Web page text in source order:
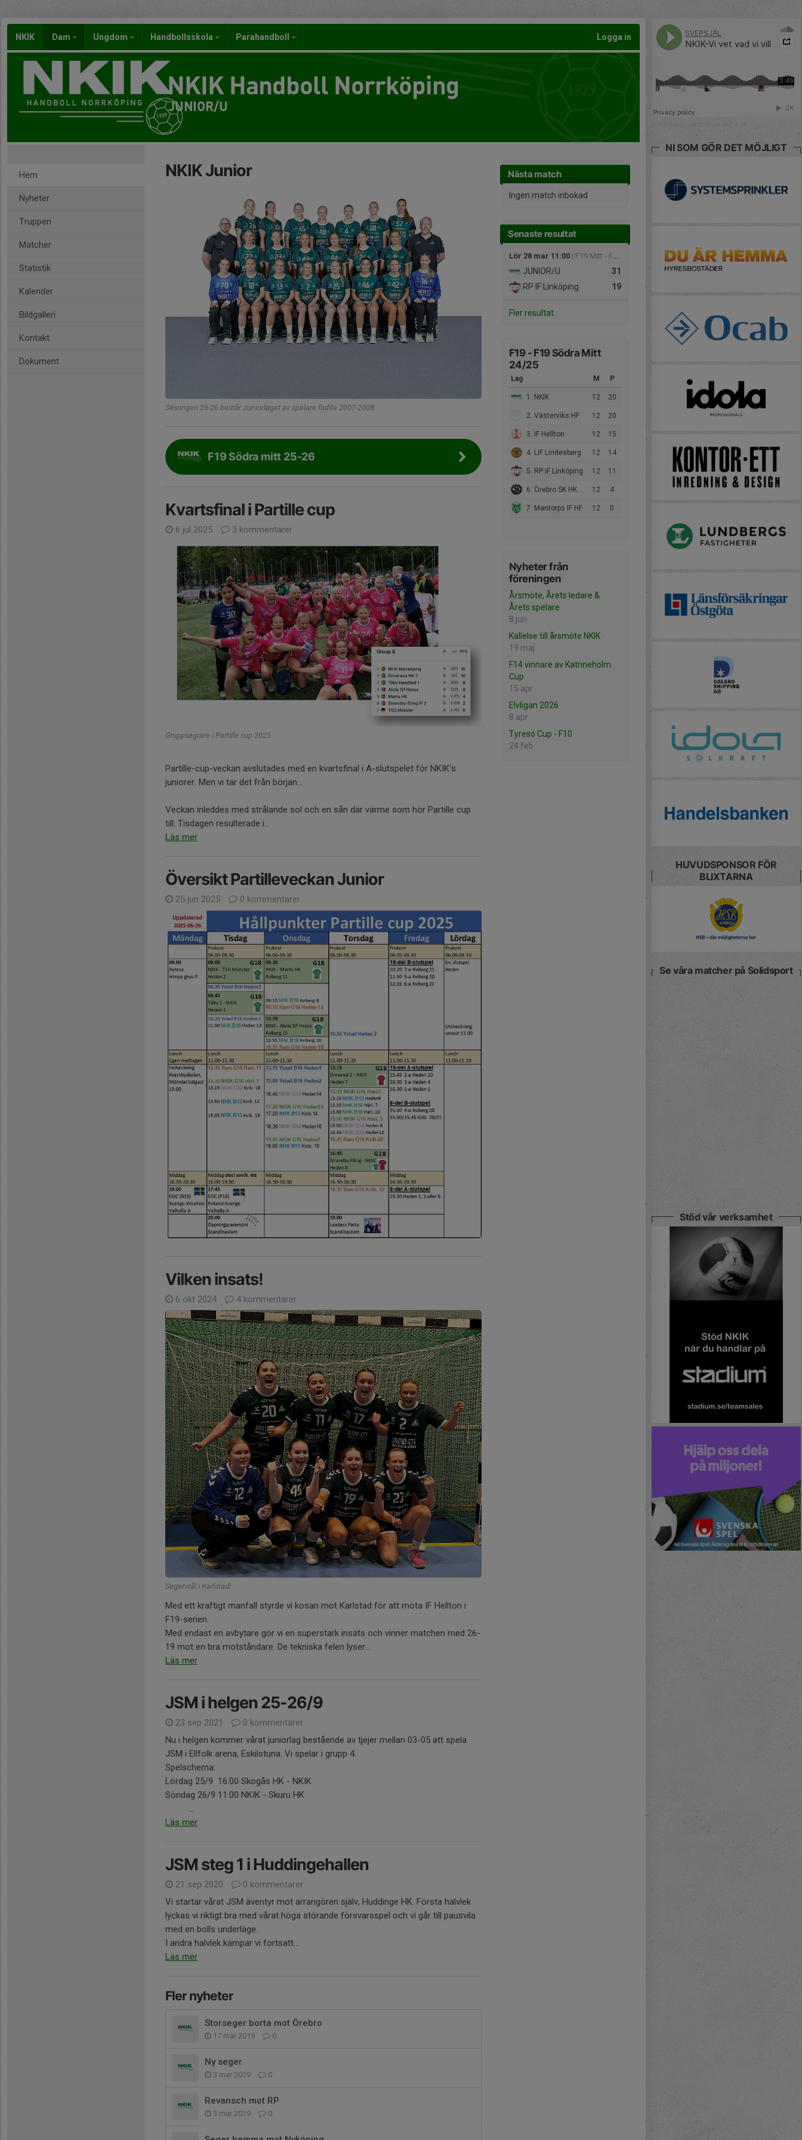
NKIK Dam Ungdom Handbollsskola Parahandboll Logga in
NKIK Handboll Norrköping
JUNIOR/U
Hem
Nyheter
Truppen
Matcher
Statistik
Kalender
Bildgalleri
Kontakt
Dokument
Nästa match
Ingen match inbokad
Senaste resultat
Lör 28 mar 11:00 | F19 Mitt - F19 Södra Mitt
31
JUNIOR/U
19
RP IF Linköping
Fler resultat
F19 - F19 Södra Mitt
24/25
Lag M P
1. NKIK 12 20
2. Västerviks HF 12 20
3. IF Hellton 12 15
4. LIF Lindesberg 12 14
5. RP IF Linköping 12 11
6. Örebro SK HK Dam 12 4
7. Mantorps IF HF 12 0
Nyheter från
föreningen
Årsmöte, Årets ledare &
Årets spelare
8 jun
Kallelse till årsmöte NKIK
19 maj
F14 vinnare av Katrineholm
Cup
15 apr
Elvligan 2026
8 apr
Tyresö Cup - F10
24 feb
NKIK Junior
Säsongen 25-26 består Juniorlaget av spelare födda 2007-2008
F19 Södra mitt 25-26
Kvartsfinal i Partille cup
6 jul 2025 3 kommentarer
Gruppsegrare i Partille cup 2025
Partille-cup-veckan avslutades med en kvartsfinal i A-slutspelet för NKIK’s
juniorer. Men vi tar det från början…
Veckan inleddes med strålande sol och en sån där värme som hör Partille cup
till. Tisdagen resulterade i...
Läs mer
Översikt Partilleveckan Junior
25 jun 2025 0 kommentarer
Vilken insats!
6 okt 2024 4 kommentarer
Segervrål i Karlstad!
Med ett kraftigt manfall styrde vi kosan mot Karlstad för att möta IF Hellton i
F19-serien.
Med endast en avbytare gör vi en superstark insats och vinner matchen med 26-
19 mot en bra motståndare. De tekniska felen lyser...
Läs mer
JSM i helgen 25-26/9
23 sep 2021
0 kommentarer
Nu i helgen kommer vårat juniorlag bestående av tjejer mellan 03-05 att spela
JSM i Ellfolk arena, Eskilstuna. Vi spelar i grupp 4.
Spelschema:
Lördag 25/9 16:00 Skogås HK - NKIK
Söndag 26/9 11:00 NKIK - Skuru HK
Läs mer
JSM steg 1 i Huddingehallen
21 sep 2020
0 kommentarer
Vi startar vårat JSM äventyr mot arrangören själv, Huddinge HK. Första halvlek
lyckas vi riktigt bra med vårat höga störande försvarsspel och vi går till pausvila
med en bolls underläge.
I andra halvlek kämpar vi fortsatt...
Läs mer
Fler nyheter
Storseger borta mot Örebro
17 mar 2019 0
Ny seger
3 mar 2019 0
Revansch mot RP
3 mar 2019 0
NI SOM GÖR DET MÖJLIGT
HUVUDSPONSOR FÖR
BLIXTARNA
Se våra matcher på Solidsport
Stöd vår verksamhet